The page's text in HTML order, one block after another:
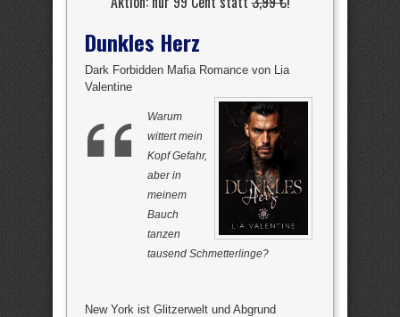
Dunkles Herz
Dark Forbidden Mafia Romance von Lia
Valentine
Warum
wittert mein
Kopf Gefahr,
aber in
meinem
Bauch
tanzen
tausend Schmetterlinge?
New York ist Glitzerwelt und Abgrund